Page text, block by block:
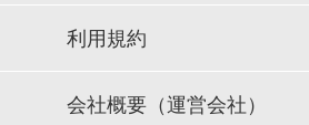
利用規約
会社概要（運営会社）